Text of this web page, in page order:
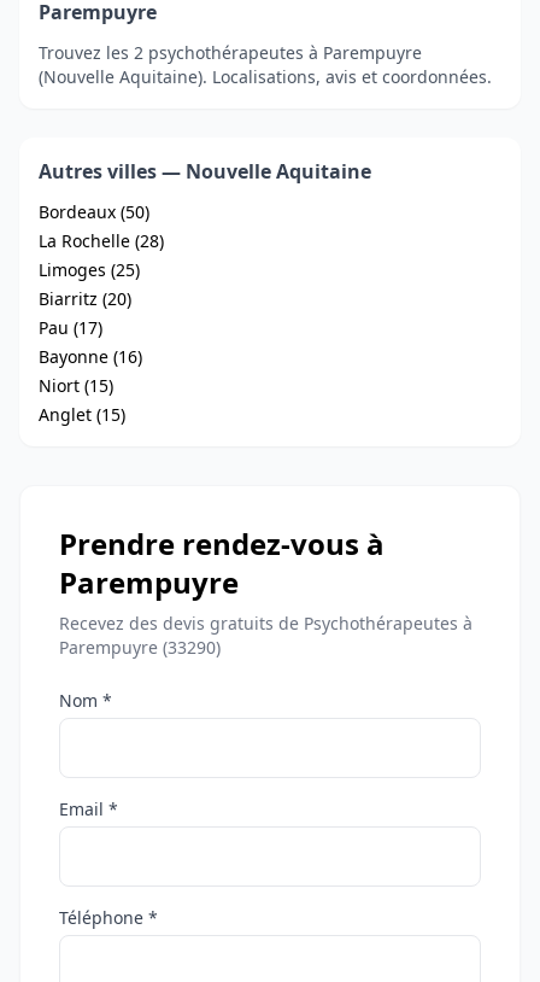
Parempuyre
Trouvez les 2 psychothérapeutes à Parempuyre
(Nouvelle Aquitaine). Localisations, avis et coordonnées.
Autres villes — Nouvelle Aquitaine
Bordeaux (50)
La Rochelle (28)
Limoges (25)
Biarritz (20)
Pau (17)
Bayonne (16)
Niort (15)
Anglet (15)
Prendre rendez-vous à
Parempuyre
Recevez des devis gratuits de Psychothérapeutes à
Parempuyre (33290)
Nom *
Email *
Téléphone *